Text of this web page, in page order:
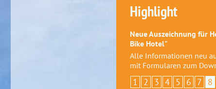
Highlight
Neue Auszeichnung für
Bike Hotel"
Alle Informationen neu
mit Formularen zum
1 2 3 4 5 6 7 8